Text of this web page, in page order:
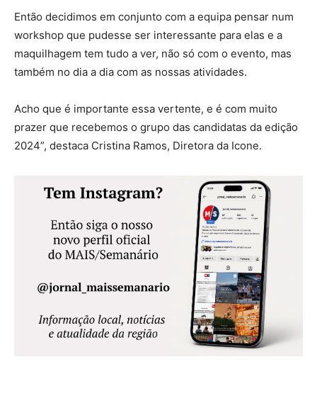
Então decidimos em conjunto com a equipa pensar num
workshop que pudesse ser interessante para elas e a
maquilhagem tem tudo a ver, não só com o evento, mas
também no dia a dia com as nossas atividades.
Acho que é importante essa vertente, e é com muito
prazer que recebemos o grupo das candidatas da edição
2024”, destaca Cristina Ramos, Diretora da Icone.